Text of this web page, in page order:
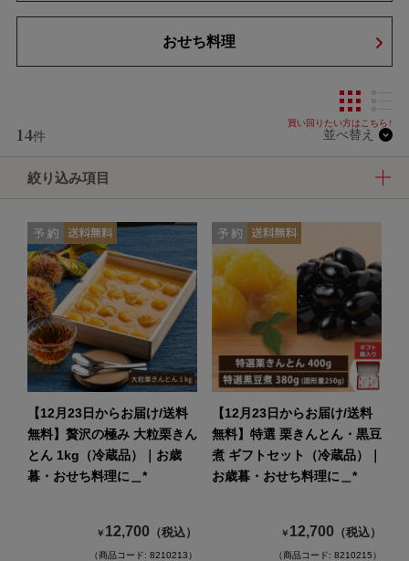
おせち料理
14件 並べ替え
絞り込み項目
【12月23日からお届け/送料
無料】贅沢の極み 大粒栗きん
とん 1kg（冷蔵品）｜お歳
暮・おせち料理に＿*
￥ 12,700 （税込）
（商品コード: 8210213）
【12月23日からお届け/送料
無料】特選 栗きんとん・黒豆
煮 ギフトセット（冷蔵品）｜
お歳暮・おせち料理に＿*
￥ 12,700 （税込）
（商品コード: 8210215）